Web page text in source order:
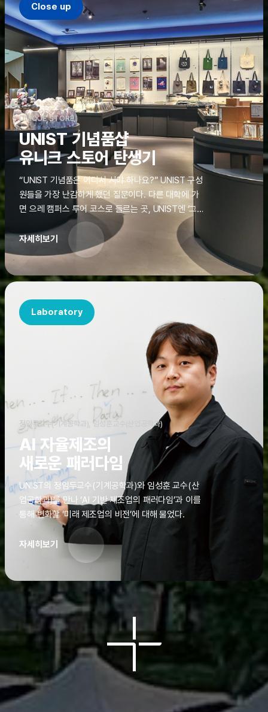
Close up
UNIQUE STORE
UNIST 기념품샵
유니크 스토어 탄생기
“UNIST 기념품은 어디서 사야 하나요?” UNIST 구성
원들을 가장 난감하게 했던 질문이다. 다른 대학에 가
면 으레 캠퍼스 투어 코스로 들르는 곳, UNIST엔 ‘그
것’이 없었다. 학교 탐방을 왔던 고등학생도, 자녀를 방
문하러 온 학부모도 빈손으로 돌려보내야 했던 아쉬움
을 달래줄 공간이 ‘유니크 스토어(UNIQUE
STORE)’라는 이름으로 지난해 11월 문을 열었다.
자세히보기
Laboratory
정임두교수(기계공학과), 임성훈교수(산업공학과)
AI 자율제조의
새로운 패러다임
UNIST의 정임두교수(기계공학과)와 임성훈 교수(산
업공학과)를 만나 ‘AI 기반 제조업의 패러다임’과 이를
통해 변화할 ‘미래 제조업의 비전’에 대해 물었다.
자세히보기